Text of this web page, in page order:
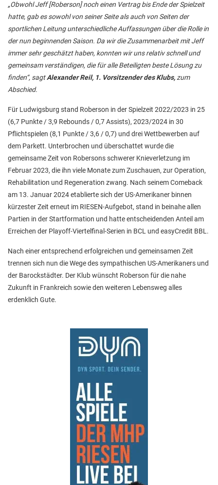
„Obwohl Jeff [Roberson] noch einen Vertrag bis Ende der Spielzeit
hatte, gab es sowohl von seiner Seite als auch von Seiten der
sportlichen Leitung unterschiedliche Auffassungen über die Rolle in
der nun beginnenden Saison. Da wir die Zusammenarbeit mit Jeff
immer sehr geschätzt haben, konnten wir uns relativ schnell und
gemeinsam verständigen, die für alle Beteiligten beste Lösung zu
finden“, sagtAlexander Reil, 1. Vorsitzender des Klubs,zum
Abschied.
Für Ludwigsburg stand Roberson in der Spielzeit 2022/2023 in 25
(6,7 Punkte / 3,9 Rebounds / 0,7 Assists), 2023/2024 in 30
Pflichtspielen (8,1 Punkte / 3,6 / 0,7) und drei Wettbewerben auf
dem Parkett. Unterbrochen und überschattet wurde die
gemeinsame Zeit von Robersons schwerer Knieverletzung im
Februar 2023, die ihn viele Monate zum Zuschauen, zur Operation,
Rehabilitation und Regeneration zwang. Nach seinem Comeback
am 13. Januar 2024 etablierte sich der US-Amerikaner binnen
kürzester Zeit erneut im RIESEN-Aufgebot, stand in beinahe allen
Partien in der Startformation und hatte entscheidenden Anteil am
Erreichen der Playoff-Viertelfinal-Serien in BCL und easyCredit BBL.
Nach einer entsprechend erfolgreichen und gemeinsamen Zeit
trennen sich nun die Wege des sympathischen US-Amerikaners und
der Barockstädter. Der Klub wünscht Roberson für die nahe
Zukunft in Frankreich sowie den weiteren Lebensweg alles
erdenklich Gute.